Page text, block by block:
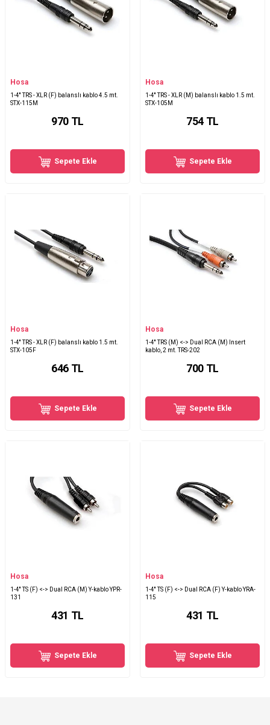
Hosa
1-4'' TRS - XLR (F) balanslı kablo 4.5 mt.
STX-115M
970 TL
Sepete Ekle
Hosa
1-4'' TRS - XLR (M) balanslı kablo 1.5 mt.
STX-105M
754 TL
Sepete Ekle
Hosa
1-4'' TRS - XLR (F) balanslı kablo 1.5 mt.
STX-105F
646 TL
Sepete Ekle
Hosa
1-4'' TRS (M) <-> Dual RCA (M) Insert
kablo, 2 mt. TRS-202
700 TL
Sepete Ekle
Hosa
1-4'' TS (F) <-> Dual RCA (M) Y-kablo YPR-
131
431 TL
Sepete Ekle
Hosa
1-4'' TS (F) <-> Dual RCA (F) Y-kablo YRA-
115
431 TL
Sepete Ekle